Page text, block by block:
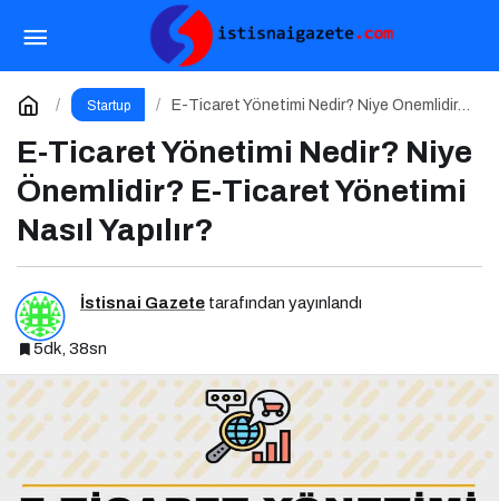
Startup
E-Ticaret Yönetimi Nedir? Niye Önemlidir?
E-Ticaret Yönetimi Nedir? Niye
Önemlidir? E-Ticaret Yönetimi
Nasıl Yapılır?
İstisnai Gazete tarafından yayınlandı
5dk, 38sn
Dijital PR Nedir? Niye Önemlidir? Dijital PR
Nasıl Uygulanır?
Yorum Yap